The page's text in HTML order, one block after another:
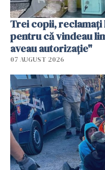
Trei copii,
pentru că vindeau
aveau autorizație"
07 AUGUST 2026